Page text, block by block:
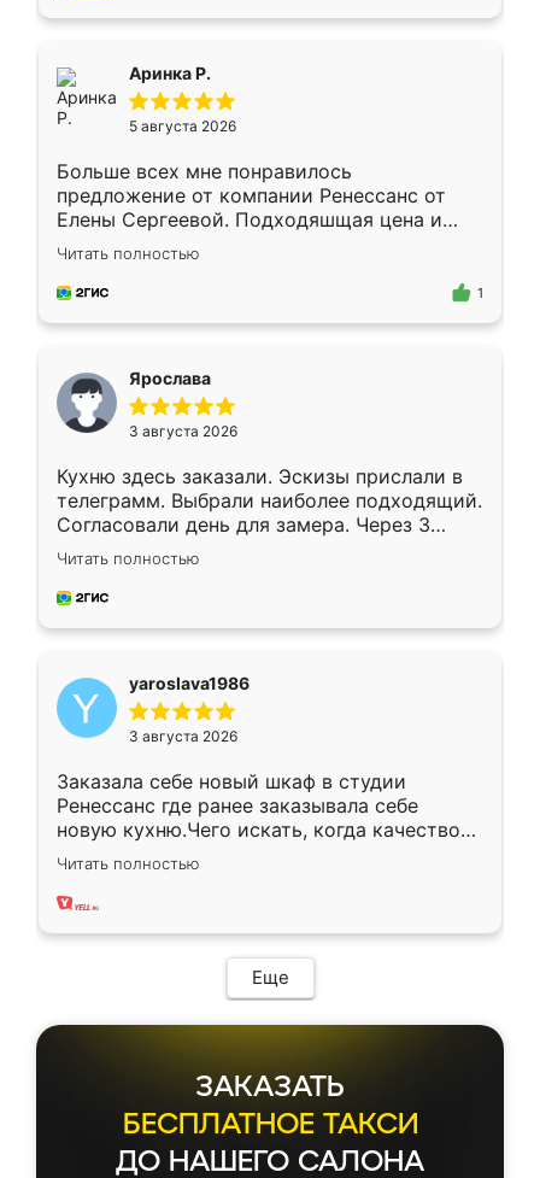
Аринка Р.
5 августа 2026
Больше всех мне понравилось
предложение от компании Ренессанс от
Елены Сергеевой. Подходяшщая цена и
короткие сроки изготовления. Приехавший
для замера сотрудник Владислав
предложил по моему эскизу самый
Читать полностью
1
Ярослава
3 августа 2026
Кухню здесь заказали. Эскизы прислали в
телеграмм. Выбрали наиболее подходящий.
Согласовали день для замера. Через 3
недели кухня была уже готова. Остались
довольны работой. Спасибо Ренессанс
мебель за качественную работу!
Читать полностью
yaroslava1986
3 августа 2026
Заказала себе новый шкаф в студии
Ренессанс где ранее заказывала себе
новую кухню.Чего искать, когда качеством
вполне довольна. Служит кухня уже почти
два года, нареканий нет.
Читать полностью
Еще
ЗАКАЗАТЬ
БЕСПЛАТНОЕ ТАКСИ
ДО НАШЕГО САЛОНА